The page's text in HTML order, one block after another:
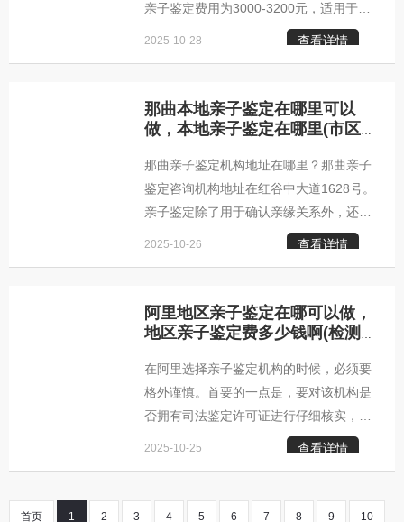
可靠的自贡亲子鉴定服务，帮助他们解决
相关问题。自贡柚子基因亲子鉴定咨询中
心鉴定咨询中心地址：自贡市银盆
亲子鉴定费用为3000-3200元，适用于补
办出生证、上户、移民公证等司法用途；
系；个人隐私亲子鉴定费用为2000-2200
元，用于私下了解亲生关系，保护个人隐
中心沧州柚子基因亲子鉴定咨询中心地
址：沧州市银盆岭奥克斯国际公寓沧州亲
子鉴定咨询中心咨询范围：上户口亲子鉴
定咨询，个人亲子鉴定咨询，司法亲子鉴
2025-10-28 查看详情
那曲本地亲子鉴定在哪里可以
做，本地亲子鉴定在哪里(市区
那曲亲子鉴定机构地址在哪里？那曲亲子
鉴定咨询机构地址在红谷中大道1628号。
亲子鉴定除了用于确认亲缘关系外，还在
遗产继承等法律事务中扮演着重要角色，
题，维护家庭的和谐。同时，在遗产继承
等法律事务中，亲子鉴定也可以提供科
的支持。这种广泛的应用范围使得亲子鉴
定成为一项非常重要的科技手段，为社会
的发展和公正做出了积极的贡献。那曲柚
子基因正规亲子鉴定咨询中心那曲柚子基
因亲子鉴定咨询中心那曲亲子鉴
2025-10-26 查看详情
阿里地区亲子鉴定在哪可以做，
地区亲子鉴定费多少钱啊(检测
在阿里选择亲子鉴定机构的时候，必须要
格外谨慎。首要的一点是，要对该机构是
否拥有司法鉴定许可证进行仔细核实，同
时还要确认其是否具备开展法医物证鉴定
标。更为关键的是，一家出色的亲子鉴定
2025-10-25 查看详情
首页 1 2 3 4 5 6 7 8 9 10